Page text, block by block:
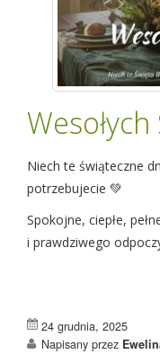
Niech te świąteczne
potrzebujecie 💚
Spokojne, ciepłe,
i prawdziwego
24 grudnia, 2025
Napisany przez